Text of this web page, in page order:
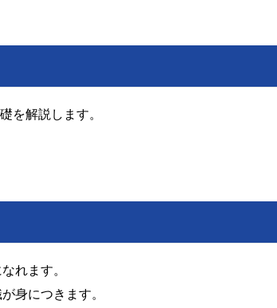
を解説します。
れます。
身につきます。